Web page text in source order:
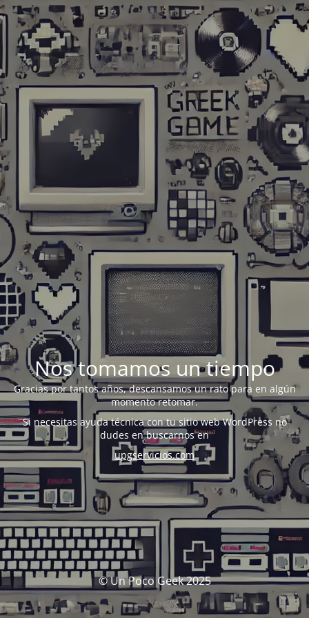
Nos tomamos un tiempo
Gracias por tantos años, descansamos un rato para en algún
momento retomar.
Si necesitas ayuda técnica con tu sitio web WordPress no
dudes en buscarnos en
upgservicios.com
© Un Poco Geek 2025